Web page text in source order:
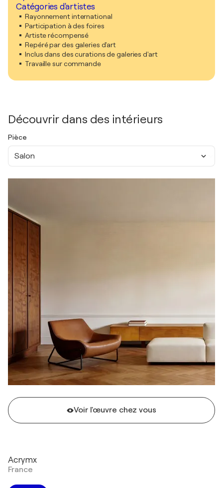
Catégories d'artistes
Rayonnement international
Participation à des foires
Artiste récompensé
Repéré par des galeries d'art
Inclus dans des curations de galeries d'art
Travaille sur commande
Découvrir dans des intérieurs
Pièce
Salon
Voir l'œuvre chez vous
Acrymx
France